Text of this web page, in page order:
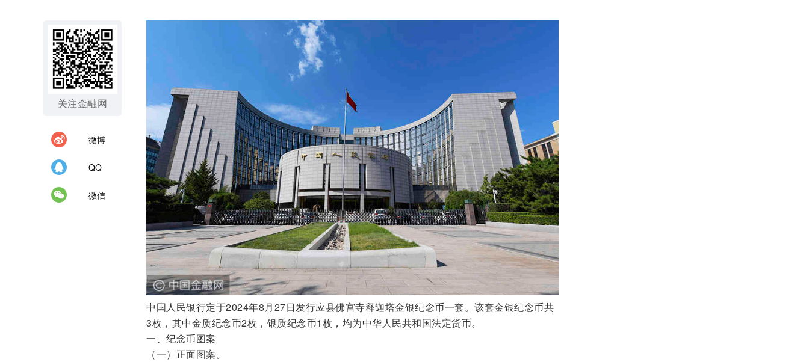
关注金融网
微博
QQ
微信
中国人民银行定于2024年8月27日发行应县佛宫寺释迦塔金银纪念币一套。该套金银纪念币共
3枚，其中金质纪念币2枚，银质纪念币1枚，均为中华人民共和国法定货币。
一、纪念币图案
（一）正面图案。